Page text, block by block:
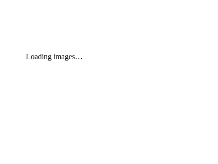
Loading images…